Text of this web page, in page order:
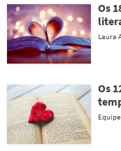
Os
Laura
Os